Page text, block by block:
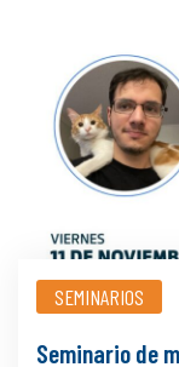
SEMINARIOS
Seminario de